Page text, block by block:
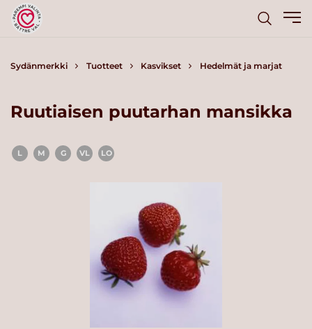
Sydänmerkki Tuotteet Kasvikset Hedelmät ja marjat
Ruutiaisen puutarhan mansikka
L M G VL LO